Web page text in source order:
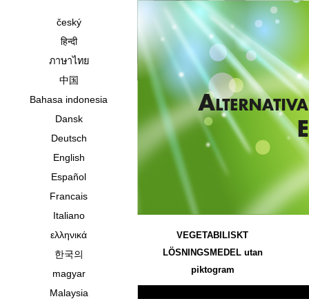
český
हिन्दी
ภาษาไทย
中国
Bahasa indonesia
Dansk
Deutsch
English
Español
Francais
Italiano
ελληνικά
한국의
magyar
Malaysia
VEGETABILISKT
LÖSNINGSMEDEL utan
piktogram